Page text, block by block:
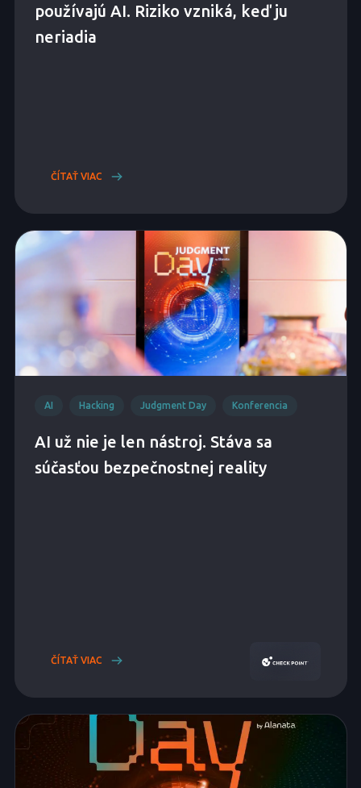
používajú AI. Riziko vzniká, keď ju
neriadia
ČÍTAŤ VIAC
AI Hacking Judgment Day Konferencia
AI už nie je len nástroj. Stáva sa
súčasťou bezpečnostnej reality
ČÍTAŤ VIAC